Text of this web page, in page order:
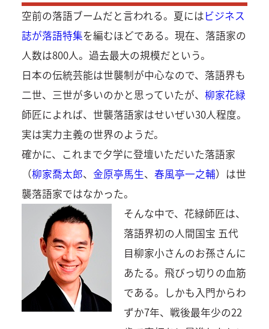
空前の落語ブームだと言われる。夏にはビジネス
誌が落語特集を編むほどである。現在、落語家の
人数は800人。過去最大の規模だという。
日本の伝統芸能は世襲制が中心なので、落語界も
二世、三世が多いのかと思っていたが、 柳家花緑
師匠によれば、世襲落語家はせいぜい30人程度。
実は実力主義の世界のようだ。
確かに、これまで夕学に登壇いただいた落語家
（柳家喬太郎、 金原亭馬生、 春風亭一之輔）は世
襲落語家ではなかった。
そんな中で、花緑師匠は、
落語界初の人間国宝 五代
目柳家小さんのお孫さんに
あたる。飛びっ切りの血筋
である。しかも入門からわ
ずか7年、戦後最年少の22